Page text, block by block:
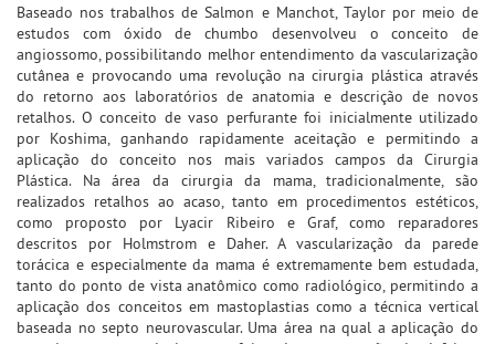
Baseado nos trabalhos de Salmon e Manchot, Taylor por meio de
estudos com óxido de chumbo desenvolveu o conceito de
angiossomo, possibilitando melhor entendimento da vascularização
cutânea e provocando uma revolução na cirurgia plástica através
do retorno aos laboratórios de anatomia e descrição de novos
retalhos. O conceito de vaso perfurante foi inicialmente utilizado
por Koshima, ganhando rapidamente aceitação e permitindo a
aplicação do conceito nos mais variados campos da Cirurgia
Plástica. Na área da cirurgia da mama, tradicionalmente, são
realizados retalhos ao acaso, tanto em procedimentos estéticos,
como proposto por Lyacir Ribeiro e Graf, como reparadores
descritos por Holmstrom e Daher. A vascularização da parede
torácica e especialmente da mama é extremamente bem estudada,
tanto do ponto de vista anatômico como radiológico, permitindo a
aplicação dos conceitos em mastoplastias como a técnica vertical
baseada no septo neurovascular. Uma área na qual a aplicação do